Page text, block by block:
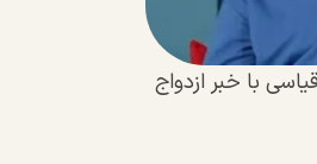
با خبر ازدواج